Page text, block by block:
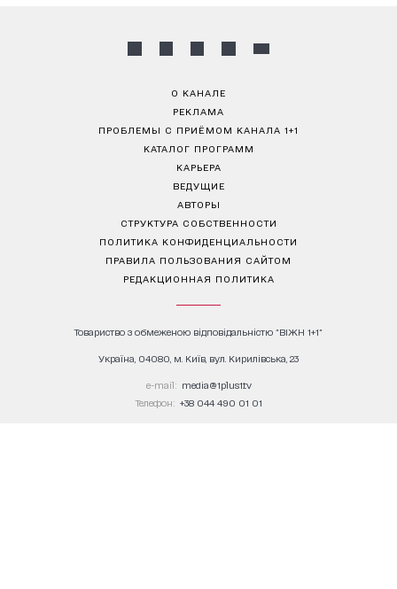
О КАНАЛЕ
РЕКЛАМА
ПРОБЛЕМЫ С ПРИЁМОМ КАНАЛА 1+1
КАТАЛОГ ПРОГРАММ
КАРЬЕРА
ВЕДУЩИЕ
АВТОРЫ
СТРУКТУРА СОБСТВЕННОСТИ
ПОЛИТИКА КОНФИДЕНЦИАЛЬНОСТИ
ПРАВИЛА ПОЛЬЗОВАНИЯ САЙТОМ
РЕДАКЦИОННАЯ ПОЛИТИКА
Товариство з обмеженою відповідальністю "ВІЖН 1+1"
Україна, 04080, м. Київ, вул. Кирилівська, 23
е-mail: media@1plus1.tv
Телефон: +38 044 490 01 01